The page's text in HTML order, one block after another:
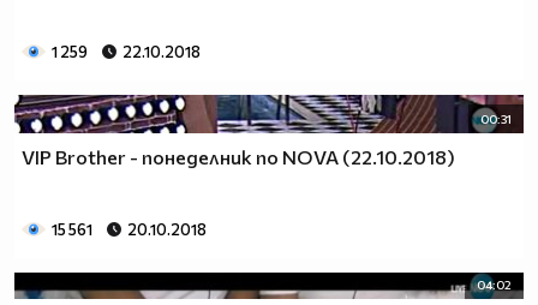
1 259 22.10.2018
00:31
VIP Brother - понеделник по NOVA (22.10.2018)
15 561 20.10.2018
04:02